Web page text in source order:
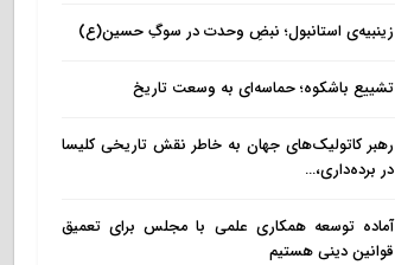
زینبیه‌ی استانبول؛ نبضِ وحدت در سوگِ حسین(ع)
تشییع باشکوه؛ حماسه‌ای به وسعت تاریخ
رهبر کاتولیک‌های جهان به خاطر نقش تاریخی کلیسا
در برده‌داری،…
آماده توسعه همکاری علمی با مجلس برای تعمیق
قوانین دینی هستیم